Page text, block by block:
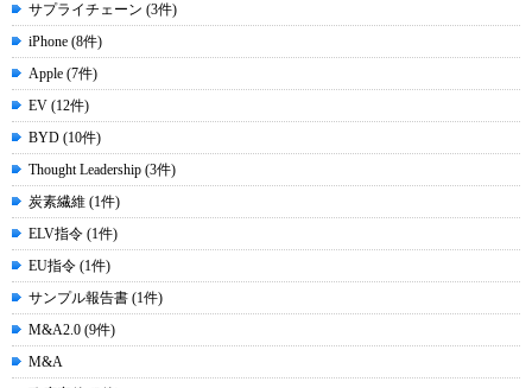
サプライチェーン (3件)
iPhone (8件)
Apple (7件)
EV (12件)
BYD (10件)
Thought Leadership (3件)
炭素繊維 (1件)
ELV指令 (1件)
EU指令 (1件)
サンプル報告書 (1件)
M&A2.0 (9件)
M&A